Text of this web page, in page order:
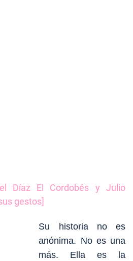
Díaz El Cordobés y Julio
gestos]
Su historia no es
anónima. No es una
más. Ella es la